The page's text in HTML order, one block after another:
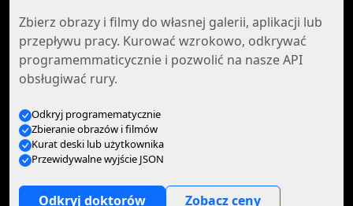
Zbierz obrazy i filmy do własnej galerii, aplikacji lub
przepływu pracy. Kurować wzrokowo, odkrywać
programemmaticycznie i pozwolić na nasze API
obsługiwać rury.
Odkryj programematycznie
Zbieranie obrazów i filmów
Kurat deski lub użytkownika
Przewidywalne wyjście JSON
Odkryj doktorów Zobacz ceny